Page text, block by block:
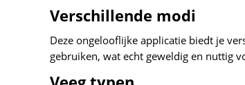
Verschillende modi
Deze ongelooflijke applicatie biedt je
gebruiken, wat echt geweldig en nuttig